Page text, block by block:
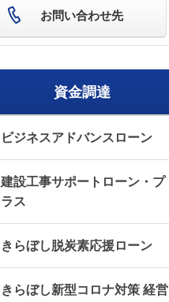
お問い合わせ先
資金調達
ビジネスアドバンスローン
建設工事サポートローン・プ
ラス
きらぼし脱炭素応援ローン
きらぼし新型コロナ対策 経営